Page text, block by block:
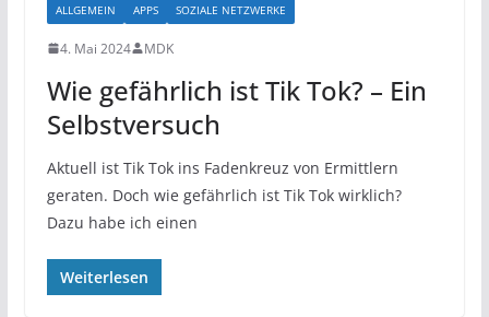
ALLGEMEIN APPS SOZIALE NETZWERKE
4. Mai 2024 MDK
Wie gefährlich ist Tik Tok? – Ein
Selbstversuch
Aktuell ist Tik Tok ins Fadenkreuz von Ermittlern
geraten. Doch wie gefährlich ist Tik Tok wirklich?
Dazu habe ich einen
Weiterlesen